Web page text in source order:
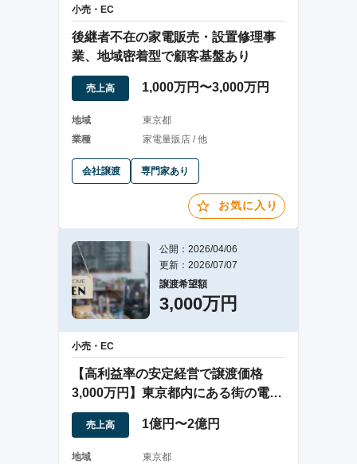
小売・EC
後継者不在の家電販売・設置修理事
業、地域密着型で顧客基盤あり
売上高 1,000万円〜3,000万円
地域
東京都
業種
家電量販店 / 他
会社譲渡 専門家あり
お気に入り
公開：2026/04/06
更新：2026/07/07
譲渡希望額
3,000万円
小売・EC
【高利益率の安定経営で譲渡価格
3,000万円】東京都内にある街の電気
屋さん
売上高 1億円〜2億円
地域
東京都